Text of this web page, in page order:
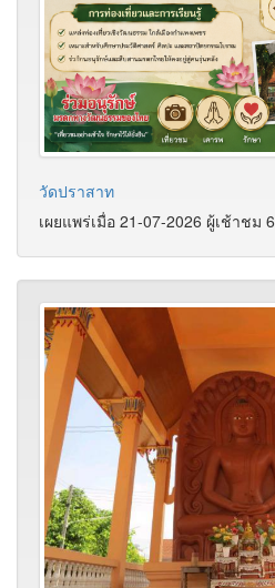
วัดปราสาท
เผยแพร่เมื่อ 21-07-2026 ผู้เช้าชม 6